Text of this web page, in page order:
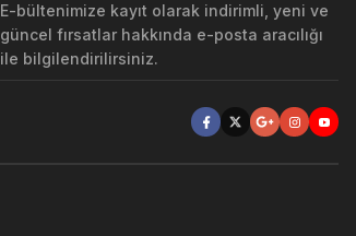
E-bültenimize kayıt olarak indirimli, yeni ve
güncel fırsatlar hakkında e-posta aracılığı
ile bilgilendirilirsiniz.